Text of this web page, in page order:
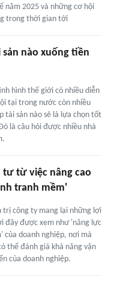
năm 2025 và những cơ hội
trong thời gian tới
nào xuống tiền
hình thế giới có nhiều diễn
tại trong nước còn nhiều
tài sản nào sẽ là lựa chọn tốt
là câu hỏi được nhiều nhà
tư từ việc nâng cao
tranh mềm'
trị công ty mang lại những lợi
đây được xem như 'năng lực
của doanh nghiệp, nơi mà
thể đánh giá khả năng vận
của doanh nghiệp.